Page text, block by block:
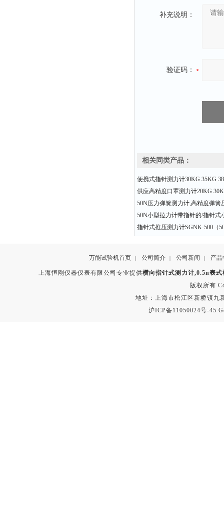
补充说明：
验证码：
相关同类产品：
便携式指针测力计30KG 35KG
供应高精度口罩测力计20KG
50N压力弹簧测力计,高精度弹簧
50N小型拉力计带指针的/指针式
指针式推压测力计SGNK-500（
万能试验机首页 | 公司简介 | 公司新闻 | 产品
上海恒刚仪器仪表有限公司专业提供横向指针式测力计,0.5n表式
版权所有
地址：上海市松江区新桥镇九
沪ICP备11050024号-45